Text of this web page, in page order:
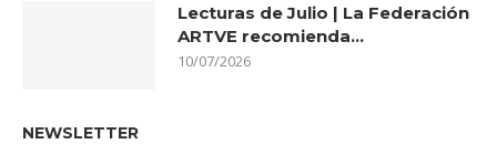
Lecturas de Julio | La Federación
ARTVE recomienda…
10/07/2026
NEWSLETTER